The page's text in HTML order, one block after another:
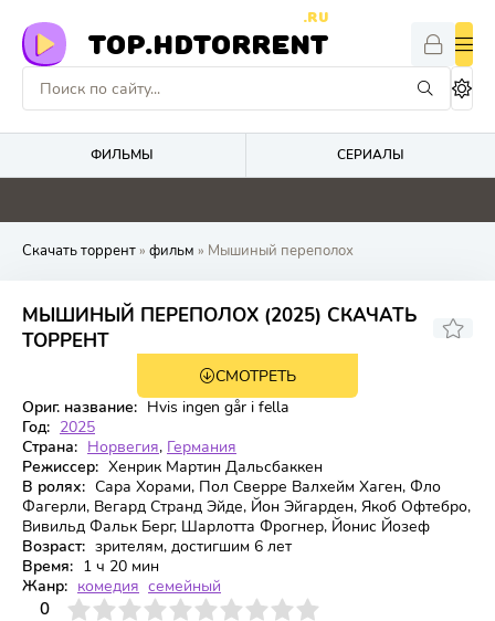
TOP.HDTORRENT
.RU
ФИЛЬМЫ СЕРИАЛЫ
0 0 2 0
Скачать торрент» фильм » Мышиный переполох
МЫШИНЫЙ ПЕРЕПОЛОХ (2025) СКАЧАТЬ
ТОРРЕНТ
СМОТРЕТЬ
Ориг. название: Hvis ingen går i fella
Год: 2025
Страна: Норвегия, Германия
Режиссер: Хенрик Мартин Дальсбаккен
В ролях: Сара Хорами, Пол Сверре Валхейм Хаген, Фло
Фагерли, Вегард Странд Эйде, Йон Эйгарден, Якоб Офтебро,
Вивильд Фальк Берг, Шарлотта Фрогнер, Йонис Йозеф
Возраст: зрителям, достигшим 6 лет
Время: 1 ч 20 мин
Жанр: комедия семейный
0
4 6 7 8 9 10